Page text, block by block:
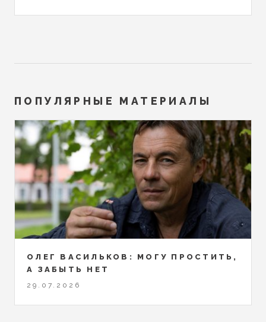
ПОПУЛЯРНЫЕ МАТЕРИАЛЫ
ОЛЕГ ВАСИЛЬКОВ: МОГУ ПРОСТИТЬ,
А ЗАБЫТЬ НЕТ
29.07.2026